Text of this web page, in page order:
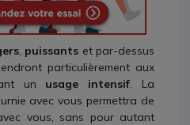
, puissants et par-dessus
particulièrement aux
un usage intensif . La
avec vous permettra de
vous, sans pour autant